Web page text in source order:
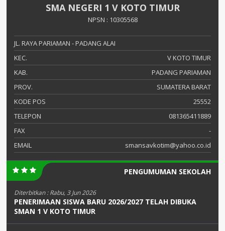
SMA NEGERI 1 V KOTO TIMUR
NPSN : 10305568
JL. RAYA PARIAMAN - PADANG ALAI
KEC.
V KOTO TIMUR
KAB.
PADANG PARIAMAN
PROV.
SUMATERA BARAT
KODE POS
25552
TELEPON
081365411889
FAX
-
EMAIL
smansavkotim@yahoo.co.id
PENGUMUMAN SEKOLAH
Diterbitkan :Rabu, 3 Jun 2026
PENERIMAAN SISWA BARU 2026/2027 TELAH DIBUKA
SMAN 1 V KOTO TIMUR